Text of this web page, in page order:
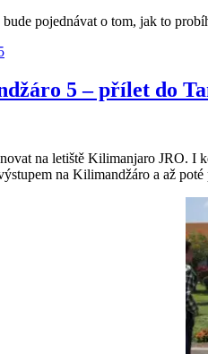
pojednávat o tom, jak to
5 – přílet do
na letiště Kilimanjaro JRO. I
na Kilimandžáro a až